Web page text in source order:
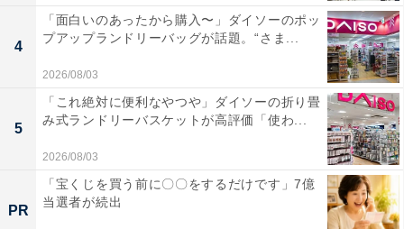
ちりとりにホウキをはめこむ
ちりとりとホウキという掃除グッズは置き場に困ること
が多いですが、「自立するミニちりとり＆ホウキ」はホ
4
「面白いのあったから購入〜」ダイソーのポッ
プアップランドリーバッグが話題。“さま...
2026/08/03
5
「これ絶対に便利なやつや」ダイソーの折り畳
み式ランドリーバスケットが高評価「使わ...
2026/08/03
PR
「宝くじを買う前に〇〇をするだけです」7億
当選者が続出